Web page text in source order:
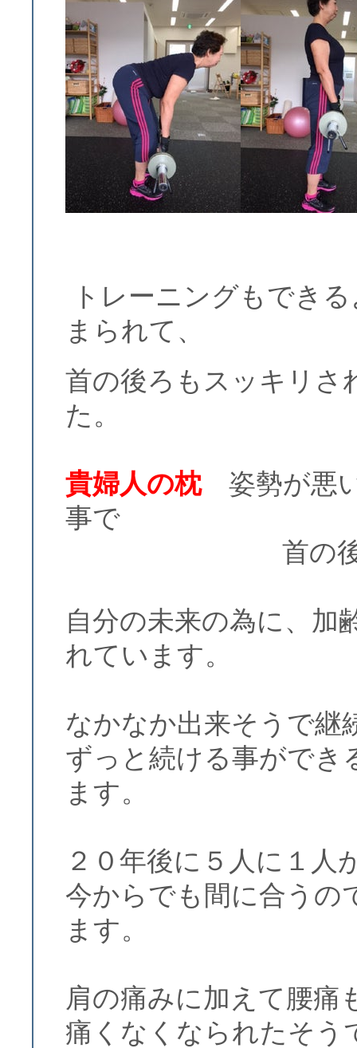
トレーニングもでき
まられて、
首の後ろもスッキリさ
た。
貴婦人の枕姿勢が悪い
事で
首の後ろがぽ
自分の未来の為に、加
れています。
なかなか出来そうで継
ずっと続ける事ができ
ます。
２０年後に５人に１人
今からでも間に合うの
ます。
肩の痛みに加えて腰痛
痛くなくなられたそう